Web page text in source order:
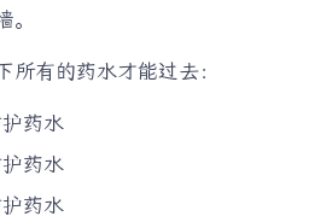
所有的药水才能过去：
药水
药水
药水